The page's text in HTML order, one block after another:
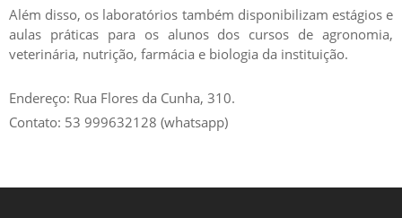
Além disso, os laboratórios também disponibilizam estágios e
aulas práticas para os alunos dos cursos de agronomia,
veterinária, nutrição, farmácia e biologia da instituição.
Endereço: Rua Flores da Cunha, 310.
Contato: 53 999632128 (whatsapp)